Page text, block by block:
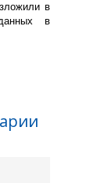
в
в